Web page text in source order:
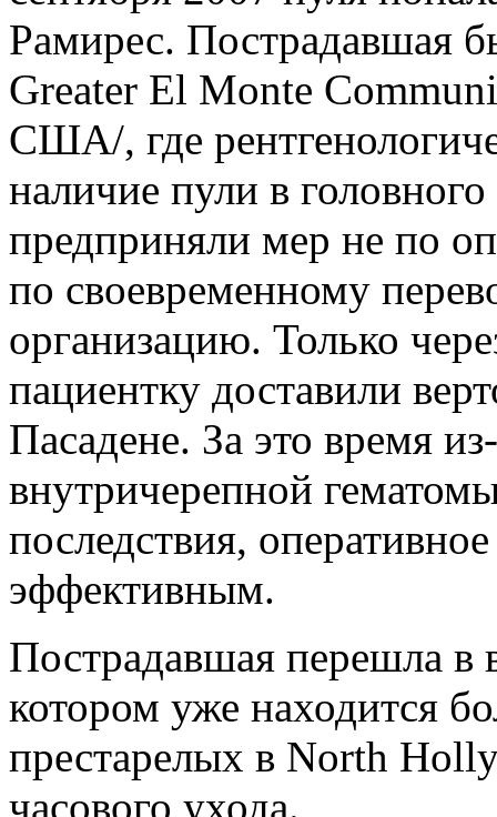
Рамирес. Пострадавшая
Greater El Monte
США/, где
наличие пули в
предприняли мер не по
по своевременному
организацию. Только
пациентку доставили
Пасадене. За это время
внутричерепной
последствия,
эффективным.
Пострадавшая перешла в
котором уже находится
престарелых в North
часового ухода.